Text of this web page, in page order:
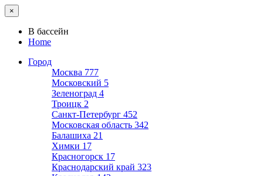
×
В бассейн
Home
Город
Москва 777
Московский 5
Зеленоград 4
Троицк 2
Санкт-Петербург 452
Московская область 342
Балашиха 21
Химки 17
Красногорск 17
Краснодарский край 323